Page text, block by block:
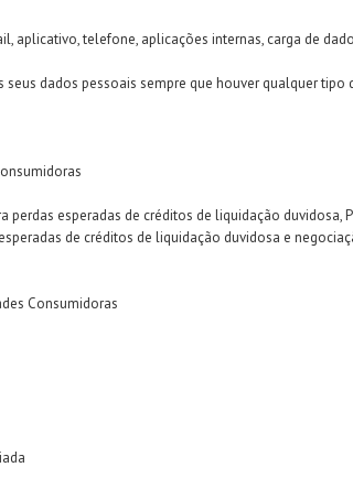
aplicativo, telefone, aplicações internas, carga de
dados pessoais sempre que houver qualquer tipo
perdas esperadas de créditos de liquidação
de créditos de liquidação duvidosa e
Consumidoras